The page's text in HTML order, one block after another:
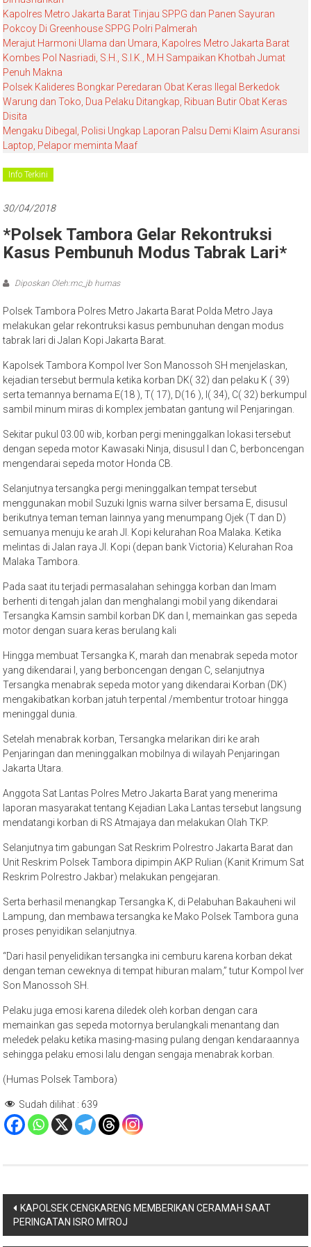
Kapolres Metro Jakarta Barat Tinjau SPPG dan Panen Sayuran
Pokcoy Di Greenhouse SPPG Polri Palmerah
Merajut Harmoni Ulama dan Umara, Kapolres Metro Jakarta Barat
Kombes Pol Nasriadi, S.H., S.I.K., M.H Sampaikan Khotbah Jumat
Penuh Makna
Polsek Kalideres Bongkar Peredaran Obat Keras Ilegal Berkedok
Warung dan Toko, Dua Pelaku Ditangkap, Ribuan Butir Obat Keras
Disita
Mengaku Dibegal, Polisi Ungkap Laporan Palsu Demi Klaim Asuransi
Laptop, Pelapor meminta Maaf
Info Terkini
30/04/2018
*Polsek Tambora Gelar Rekontruksi
Kasus Pembunuh Modus Tabrak Lari*
Diposkan Oleh:mc_jb humas
Polsek Tambora Polres Metro Jakarta Barat Polda Metro Jaya
melakukan gelar rekontruksi kasus pembunuhan dengan modus
tabrak lari di Jalan Kopi Jakarta Barat.
Kapolsek Tambora Kompol Iver Son Manossoh SH menjelaskan,
kejadian tersebut bermula ketika korban DK( 32) dan pelaku K ( 39)
serta temannya bernama E(18 ), T( 17), D(16 ), I( 34), C( 32) berkumpul
sambil minum miras di komplex jembatan gantung wil Penjaringan.
Sekitar pukul 03.00 wib, korban pergi meninggalkan lokasi tersebut
dengan sepeda motor Kawasaki Ninja, disusul I dan C, berboncengan
mengendarai sepeda motor Honda CB.
Selanjutnya tersangka pergi meninggalkan tempat tersebut
menggunakan mobil Suzuki Ignis warna silver bersama E, disusul
berikutnya teman teman lainnya yang menumpang Ojek (T dan D)
semuanya menuju ke arah Jl. Kopi kelurahan Roa Malaka. Ketika
melintas di Jalan raya Jl. Kopi (depan bank Victoria) Kelurahan Roa
Malaka Tambora.
Pada saat itu terjadi permasalahan sehingga korban dan Imam
berhenti di tengah jalan dan menghalangi mobil yang dikendarai
Tersangka Kamsin sambil korban DK dan I, memainkan gas sepeda
motor dengan suara keras berulang kali
Hingga membuat Tersangka K, marah dan menabrak sepeda motor
yang dikendarai I, yang berboncengan dengan C, selanjutnya
Tersangka menabrak sepeda motor yang dikendarai Korban (DK)
mengakibatkan korban jatuh terpental /membentur trotoar hingga
meninggal dunia.
Setelah menabrak korban, Tersangka melarikan diri ke arah
Penjaringan dan meninggalkan mobilnya di wilayah Penjaringan
Jakarta Utara.
Anggota Sat Lantas Polres Metro Jakarta Barat yang menerima
laporan masyarakat tentang Kejadian Laka Lantas tersebut langsung
mendatangi korban di RS Atmajaya dan melakukan Olah TKP.
Selanjutnya tim gabungan Sat Reskrim Polrestro Jakarta Barat dan
Unit Reskrim Polsek Tambora dipimpin AKP Rulian (Kanit Krimum Sat
Reskrim Polrestro Jakbar) melakukan pengejaran.
Serta berhasil menangkap Tersangka K, di Pelabuhan Bakauheni wil
Lampung, dan membawa tersangka ke Mako Polsek Tambora guna
proses penyidikan selanjutnya.
“Dari hasil penyelidikan tersangka ini cemburu karena korban dekat
dengan teman ceweknya di tempat hiburan malam,” tutur Kompol Iver
Son Manossoh SH.
Pelaku juga emosi karena diledek oleh korban dengan cara
memainkan gas sepeda motornya berulangkali menantang dan
meledek pelaku ketika masing-masing pulang dengan kendaraannya
sehingga pelaku emosi lalu dengan sengaja menabrak korban.
(Humas Polsek Tambora)
Sudah dilihat : 639
Navigasi
pos
KAPOLSEK CENGKARENG MEMBERIKAN CERAMAH SAAT
PERINGATAN ISRO MI’ROJ